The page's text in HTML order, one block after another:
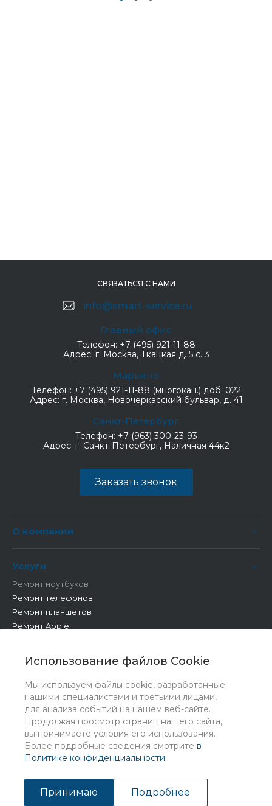
Использование файлов Cookie
Мы используем файлы cookie, разработанные
нашими специалистами и третьими лицами,
для анализа событий на нашем веб-сайте.
Продолжая просмотр страниц нашего сайта,
вы принимаете условия его использования.
Более подробные сведения смотрите в
Политике конфиденциальности.
Принимаю Подробнее
СВЯЗАТЬСЯ С НАМИ
info@smart-service.ru
Главный офис
Телефон: +7 (495) 921-11-88
Адрес: г. Москва, Ткацкая д. 5 с. 3
Марьино
Телефон: +7 (495) 921-11-88 (многокан.) доб. 022
Адрес: г. Москва, Новочеркасский бульвар, д. 41
Санкт-Петербург
Телефон: +7 (963) 300-23-93
Адрес: г. Санкт-Петербург, Наличная 44к2
Заказать звонок
О компании
Услуги
Ремонт ноутбуков
Ремонт телефонов
Ремонт планшетов
Ремонт Apple